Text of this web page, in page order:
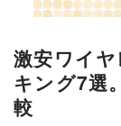
激安ワイ
キング7選
較